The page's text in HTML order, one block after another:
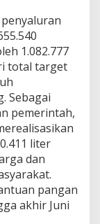
penyaluran
1.082.777
total target
Sebagai
pemerintah,
liter
dan
pangan
akhir Juni